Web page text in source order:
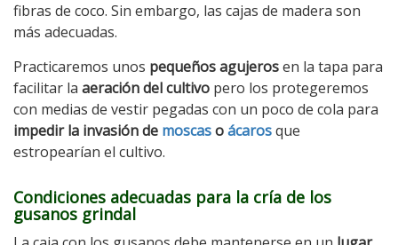
fibras de coco. Sin embargo, las cajas de madera son
más adecuadas.
Practicaremos unos pequeños agujerosen la tapa para
facilitar la aeración del cultivo pero los protegeremos
con medias de vestir pegadas con un poco de cola para
impedir la invasión de moscasoácarosque
estropearían el cultivo.
Condiciones adecuadas para la cría de los
gusanos grindal